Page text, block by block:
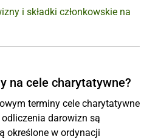
i składki członkowskie na
na cele charytatywne?
terminy cele charytatywne
darowizn są
określone w ordynacji